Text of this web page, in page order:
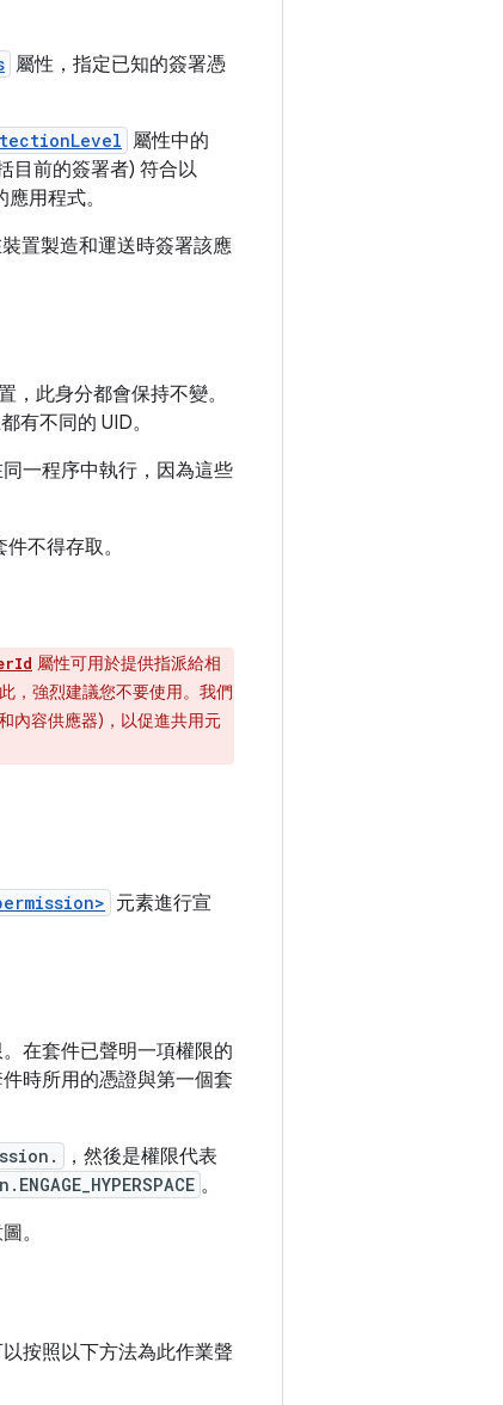
屬性，指定已知的簽署憑
屬性中的
目前的簽署者) 符合以
用程式。
置製造和運送時簽署該應
此身分都會保持不變。
有不同的 UID。
一程序中執行，因為這些
不得存取。
屬性可用於提供指派給相
，強烈建議您不要使用。我們
內容供應器)，以促進共用元
元素進行宣
在套件已聲明一項權限的
時所用的憑證與第一個套
，然後是權限代表
。
。
按照以下方法為此作業聲